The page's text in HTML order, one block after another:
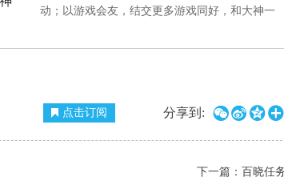
动；以游戏会友，结交更多游戏同好，和大神一
微信：wyds_163
点击订阅 分享到:  
下一篇： 百晓任